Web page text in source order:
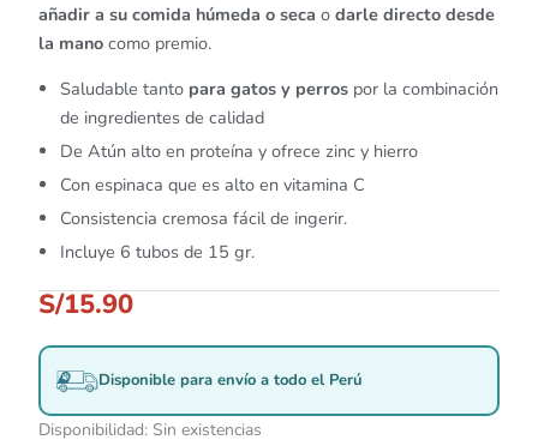
añadir a su comida húmeda o seca o darle directo desde
la mano como premio.
Saludable tanto para gatos y perros por la combinación
de ingredientes de calidad
De Atún alto en proteína y ofrece zinc y hierro
Con espinaca que es alto en vitamina C
Consistencia cremosa fácil de ingerir.
Incluye 6 tubos de 15 gr.
S/15.90
Disponible para envío a todo el Perú
Disponibilidad: Sin existencias